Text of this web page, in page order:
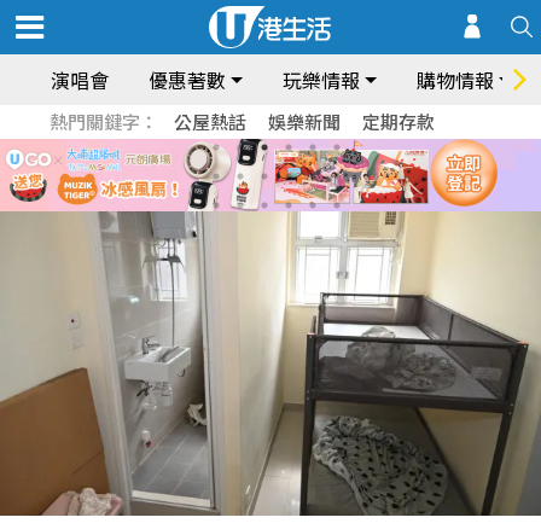
演唱會 優惠著數 玩樂情報 購物情報
熱門關鍵字： 公屋熱話 娛樂新聞 定期存款